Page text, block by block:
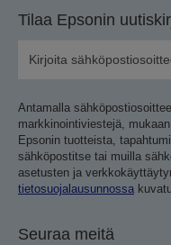
Tilaa Epsonin
Antamalla
markkinointiviestejä,
Epsonin tuotteista,
sähköpostitse tai muilla
asetusten ja
tietosuojalausunnossa
Seuraa meitä